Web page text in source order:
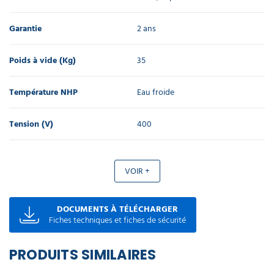
de lance
pour
haute
1/4 de
lance 2
voies
pour
nettoyeur
Garantie 2 ans
Poids à vide (Kg) 35
Température NHP Eau froide
Tension (V) 400
VOIR +
DOCUMENTS À TÉLÉCHARGER
Fiches techniques et fiches de sécurité
PRODUITS SIMILAIRES